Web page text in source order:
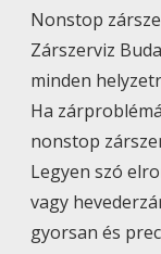
Nonstop
Zárszerviz
minden
Ha
nonstop
Legyen szó
vagy
gyorsan és